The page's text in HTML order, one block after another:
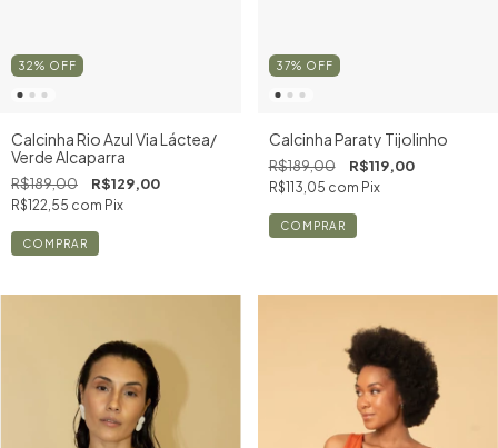
32% OFF
Calcinha Rio Azul Via Láctea/
Verde Alcaparra
R$189,00 R$129,00
R$122,55 com Pix
COMPRAR
37% OFF
Calcinha Paraty Tijolinho
R$189,00 R$119,00
R$113,05 com Pix
COMPRAR